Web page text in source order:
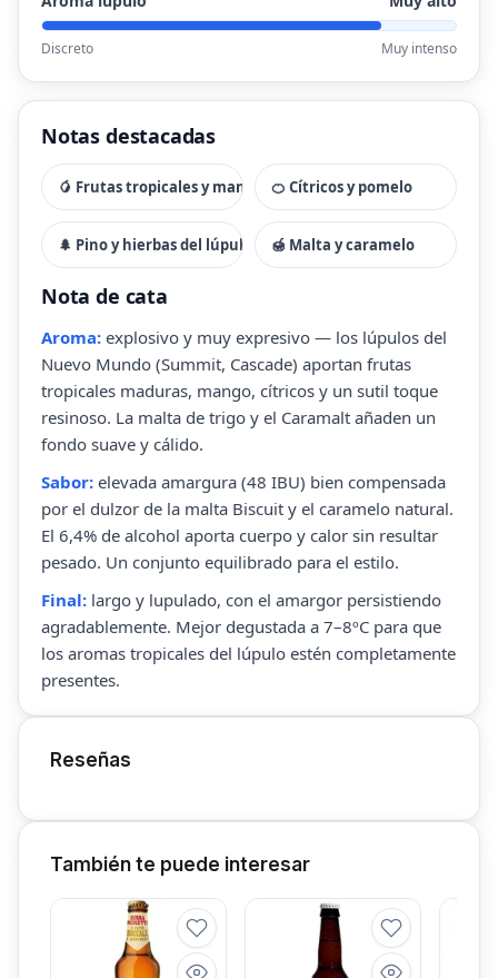
Discreto Muy intenso
Notas destacadas
🥭 Frutas tropicales y mango 🍊 Cítricos y pomelo
🌲 Pino y hierbas del lúpulo 🍯 Malta y caramelo
Nota de cata
Aroma: explosivo y muy expresivo — los lúpulos del
Nuevo Mundo (Summit, Cascade) aportan frutas
tropicales maduras, mango, cítricos y un sutil toque
resinoso. La malta de trigo y el Caramalt añaden un
fondo suave y cálido.
Sabor: elevada amargura (48 IBU) bien compensada
por el dulzor de la malta Biscuit y el caramelo natural.
El 6,4% de alcohol aporta cuerpo y calor sin resultar
pesado. Un conjunto equilibrado para el estilo.
Final: largo y lupulado, con el amargor persistiendo
agradablemente. Mejor degustada a 7–8ºC para que
los aromas tropicales del lúpulo estén completamente
presentes.
Reseñas
También te puede interesar